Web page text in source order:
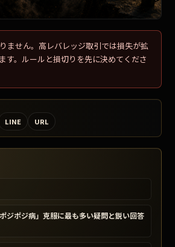
ません。高レバレッジ取引では損失が拡
す。ルールと損切りを先に決めてくださ
LINE URL
ジポジ病」克服に最も多い疑問と鋭い回答